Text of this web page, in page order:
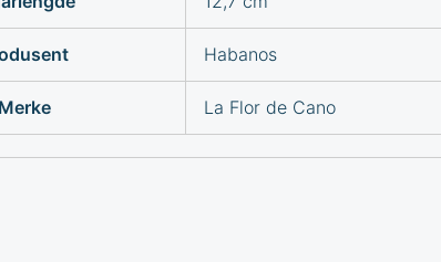
Habanos
Merke La Flor de Cano